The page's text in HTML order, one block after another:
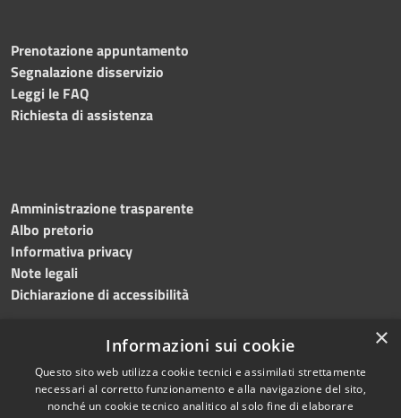
Prenotazione appuntamento
Segnalazione disservizio
Leggi le FAQ
Richiesta di assistenza
Amministrazione trasparente
Albo pretorio
Informativa privacy
Note legali
Dichiarazione di accessibilità
RSS
Accessibilità
Copyright © 2024 •
Comune diGrottaminarda
×
Informazioni sui cookie
Questo sito web utilizza cookie tecnici e assimilati strettamente
necessari al corretto funzionamento e alla navigazione del sito,
nonché un cookie tecnico analitico al solo fine di elaborare